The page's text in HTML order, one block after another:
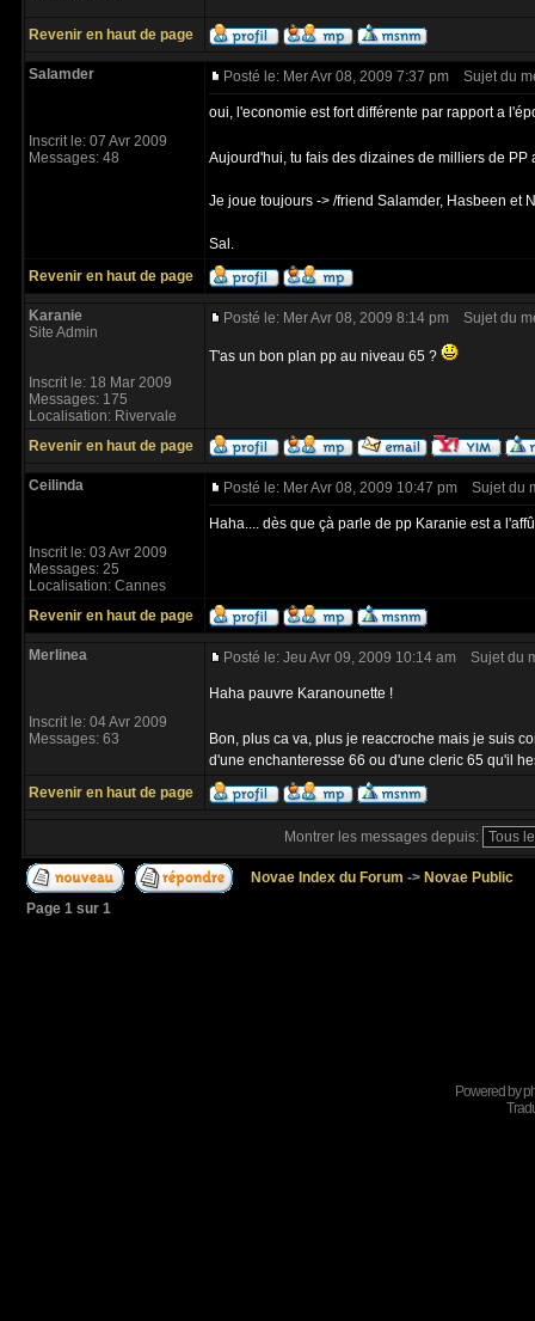
Revenir en haut de page
Salamder
Inscrit le: 07 Avr 2009
Messages: 48
Posté le: Mer Avr 08, 2009 7:37 pm Sujet du
oui, l'economie est fort différente par rapport a
Aujourd'hui, tu fais des dizaines de milliers de
Je joue toujours -> /friend Salamder, Hasbeen et
Sal.
Revenir en haut de page
Karanie
Site Admin
Inscrit le: 18 Mar 2009
Messages: 175
Localisation: Rivervale
Posté le: Mer Avr 08, 2009 8:14 pm Sujet du
T'as un bon plan pp au niveau 65 ?
Revenir en haut de page
Ceilinda
Inscrit le: 03 Avr 2009
Messages: 25
Localisation: Cannes
Posté le: Mer Avr 08, 2009 10:47 pm Sujet du
Haha.... dès que çà parle de pp Karanie est a
Revenir en haut de page
Merlinea
Inscrit le: 04 Avr 2009
Messages: 63
Posté le: Jeu Avr 09, 2009 10:14 am Sujet du
Haha pauvre Karanounette !
Bon, plus ca va, plus je reaccroche mais je suis
d'une enchanteresse 66 ou d'une cleric 65 qu'il
Revenir en haut de page
Montrer les messages depuis:
Novae Index du Forum -> Novae Public
Page 1 sur 1
Powered by